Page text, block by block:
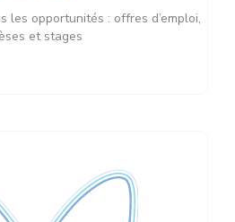
les opportunités : offres d’emploi,
et stages